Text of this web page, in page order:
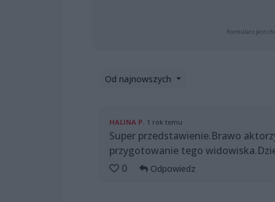
Formularz jest
Od najnowszych
HALINA P. 1 rok temu
Super przedstawienie.Brawo
przygotowanie tego
0
Odpowiedz